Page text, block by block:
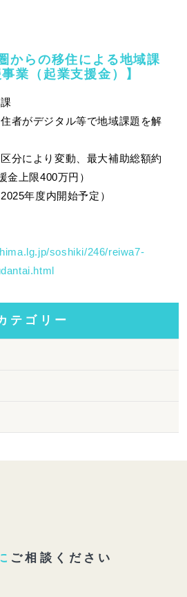
からの移住による地域課
業（起業支援金）】
者がデジタル等で地域課題を解
分により変動、最大補助総額約
金上限400万円）
年度内開始予定）
soshiki/246/reiwa7-
テゴリー
ご相談ください